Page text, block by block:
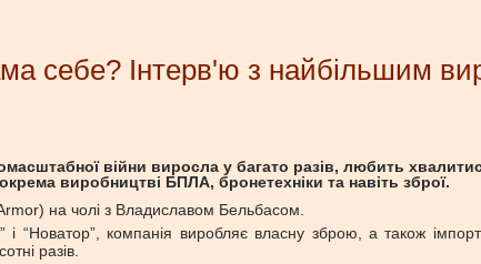
себе? Інтерв'ю з найбільшим
війни виросла у багато разів, любить
виробництві БПЛА, бронетехніки та навіть зброї.
на чолі з Владиславом Бельбасом.
і “Новатор”, компанія виробляє власну зброю, а також
разів.